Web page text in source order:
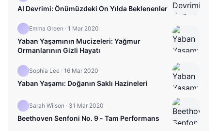
AI Devrimi: Önümüzdeki On Yılda Beklenenler
Emma Green · 1 Mar 2020
Yaban Yaşamının Mucizeleri: Yağmur
Ormanlarının Gizli Hayatı
Sophia Lee · 16 Mar 2020
Yaban Yaşamı: Doğanın Saklı Hazineleri
Sarah Wilson · 31 Mar 2020
Beethoven Senfoni No. 9 - Tam Performans